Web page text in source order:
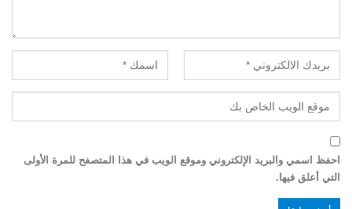
احفظ اسمي والبريد الإلكتروني وموقع الويب في هذا المتصفح للمرة الأولى
التي أعلق فيها.